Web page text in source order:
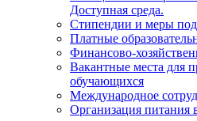
Доступная среда.
Стипендии и меры
Платные
Финансово-
Вакантные места для
обучающихся
Международное
Организация питания